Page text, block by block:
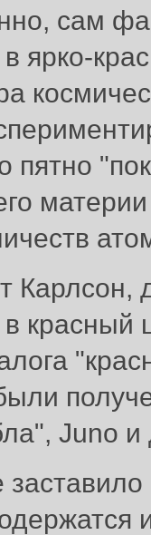
сам
ярко-
пятно
Карлсон,
красный
Juno и